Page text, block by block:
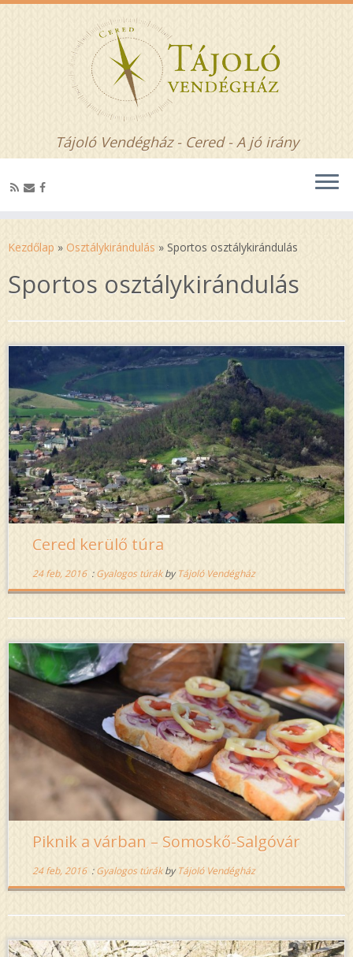
Tájoló Vendégház - Cered - A jó irány
Kezdőlap » Osztálykirándulás » Sportos osztálykirándulás
Sportos osztálykirándulás
Cered kerülő túra
24 feb, 2016:Gyalogos túrákbyTájoló Vendégház
Piknik a várban – Somoskő-Salgóvár
24 feb, 2016:Gyalogos túrákbyTájoló Vendégház